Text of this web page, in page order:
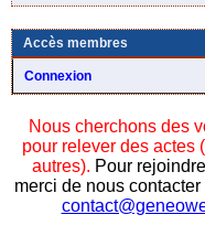
Accès membres
Connexion
Nous cherchons des
pour relever des actes
autres). Pour
merci de nous